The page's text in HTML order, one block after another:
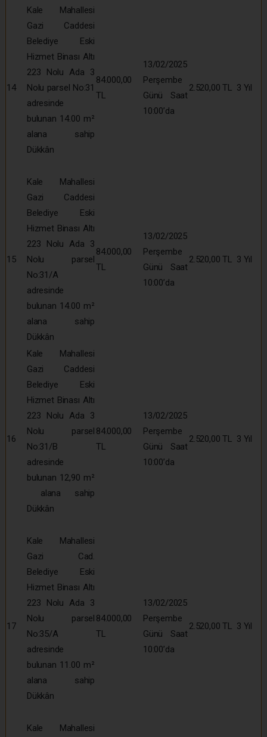
14
Kale Mahallesi
Gazi Caddesi
Belediye Eski
Hizmet Binası Altı
223 Nolu Ada 3
Nolu parsel No:31
adresinde
bulunan 14.00 m²
alana sahip
Dükkân
84.000,00
TL
13/02/2025
Perşembe
Günü Saat
10:00’da
2.520,00 TL 3 Yıl
15
Kale Mahallesi
Gazi Caddesi
Belediye Eski
Hizmet Binası Altı
223 Nolu Ada 3
Nolu parsel
No:31/A
adresinde
bulunan 14.00 m²
alana sahip
Dükkân
84.000,00
TL
13/02/2025
Perşembe
Günü Saat
10:00’da
2.520,00 TL 3 Yıl
16
Kale Mahallesi
Gazi Caddesi
Belediye Eski
Hizmet Binası Altı
223 Nolu Ada 3
Nolu parsel
No:31/B
adresinde
bulunan 12,90 m²
alana sahip
Dükkân
84.000,00
TL
13/02/2025
Perşembe
Günü Saat
10:00’da
2.520,00 TL 3 Yıl
17
Kale Mahallesi
Gazi Cad.
Belediye Eski
Hizmet Binası Altı
223 Nolu Ada 3
Nolu parsel
No:35/A
adresinde
bulunan 11.00 m²
alana sahip
Dükkân
84.000,00
TL
13/02/2025
Perşembe
Günü Saat
10:00’da
2.520,00 TL 3 Yıl
Kale Mahallesi